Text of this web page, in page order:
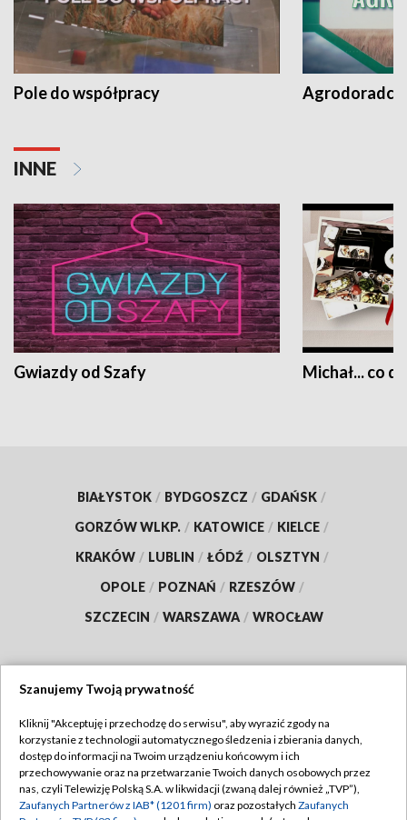
Pole do współpracy Agrodoradcy
INNE
Gwiazdy od Szafy Michał... co
BIAŁYSTOK / BYDGOSZCZ / GDAŃSK /
GORZÓW WLKP. / KATOWICE / KIELCE /
KRAKÓW / LUBLIN / ŁÓDŹ / OLSZTYN /
OPOLE / POZNAŃ / RZESZÓW /
SZCZECIN / WARSZAWA / WROCŁAW
TVP
Abonament TVP
Emisja w TVP
Regulamin TVP
Polityka prywatności
Szanujemy Twoją prywatność
Kliknij "Akceptuję i przechodzę do serwisu", aby wyrazić zgody na
korzystanie z technologii automatycznego śledzenia i zbierania danych,
dostęp do informacji na Twoim urządzeniu końcowym i ich
przechowywanie oraz na przetwarzanie Twoich danych osobowych przez
nas, czyli Telewizję Polską S.A. w likwidacji (zwaną dalej również „TVP”),
Zaufanych Partnerów z IAB* (1201 firm) oraz pozostałych Zaufanych